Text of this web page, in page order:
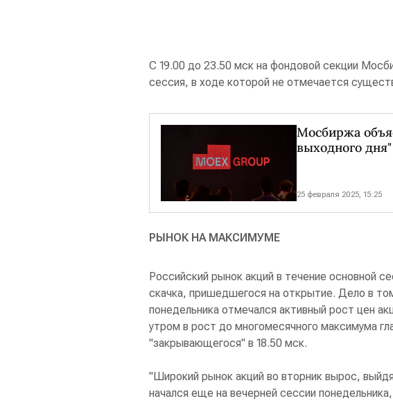
С 19.00 до 23.50 мск на фондовой секции
сессия, в ходе которой не отмечается
Мосбиржа
выходного дня"
25 февраля 2025, 15:25
РЫНОК НА МАКСИМУМЕ
Российский рынок акций в течение основной
скачка, пришедшегося на открытие. Дело в
понедельника отмечался активный рост цен
утром в рост до многомесячного максимума
"закрывающегося" в 18.50 мск.
"Широкий рынок акций во вторник вырос,
начался еще на вечерней сессии